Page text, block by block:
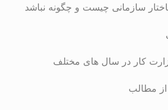
چیست و چگونه نباشد
سال های مختلف